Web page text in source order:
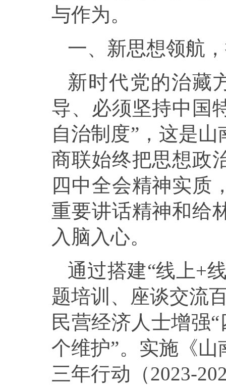
与作为。
一、新思想领航
新时代党的治藏
导、必须坚持中国
自治制度”，这是
商联始终把思想政
四中全会精神实质
重要讲话精神和给
入脑入心。
通过搭建“线上+
题培训、座谈交流
民营经济人士增强
个维护”。实施《
三年行动（2023-